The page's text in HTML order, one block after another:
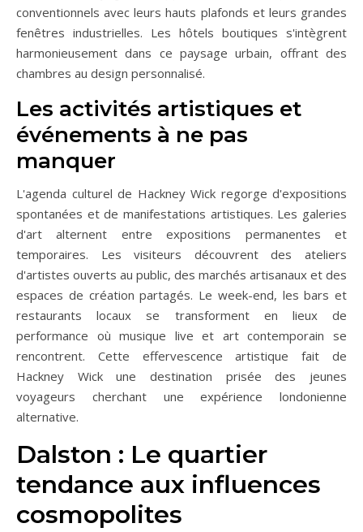
conventionnels avec leurs hauts plafonds et leurs grandes
fenêtres industrielles. Les hôtels boutiques s'intègrent
harmonieusement dans ce paysage urbain, offrant des
chambres au design personnalisé.
Les activités artistiques et
événements à ne pas
manquer
L'agenda culturel de Hackney Wick regorge d'expositions
spontanées et de manifestations artistiques. Les galeries
d'art alternent entre expositions permanentes et
temporaires. Les visiteurs découvrent des ateliers
d'artistes ouverts au public, des marchés artisanaux et des
espaces de création partagés. Le week-end, les bars et
restaurants locaux se transforment en lieux de
performance où musique live et art contemporain se
rencontrent. Cette effervescence artistique fait de
Hackney Wick une destination prisée des jeunes
voyageurs cherchant une expérience londonienne
alternative.
Dalston : Le quartier
tendance aux influences
cosmopolites